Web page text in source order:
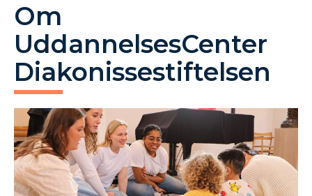
Om
UddannelsesCenter
Diakonissestiftelsen